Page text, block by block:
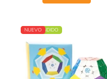
MÁS VENDIDO
NUEVO